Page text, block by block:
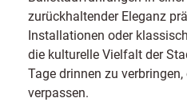
zurückhaltender Eleganz
Installationen oder
die kulturelle Vielfalt der
Tage drinnen zu
verpassen.